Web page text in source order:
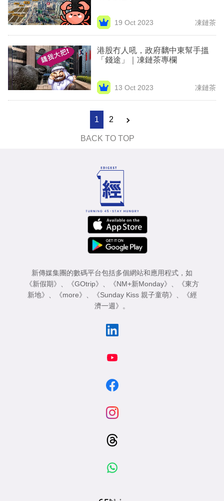
19 Oct 2023 凍鏈茶
港股冇人吼，政府黐中東幫手搵
「錢途」｜凍鏈茶專欄
13 Oct 2023 凍鏈茶
1 2
BACK TO TOP
新傳媒集團的數碼平台包括多個網站和應用程式，如
《新假期》 、 《GOtrip》 、 《NM+新Monday》 、
《東方
新地》 、 《more》 、 《Sunday Kiss 親子童萌》 、
《經
濟一週》 。